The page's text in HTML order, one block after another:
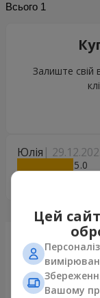
Всього 1
Юлія
5
Залиште свій
Цей
Вашому